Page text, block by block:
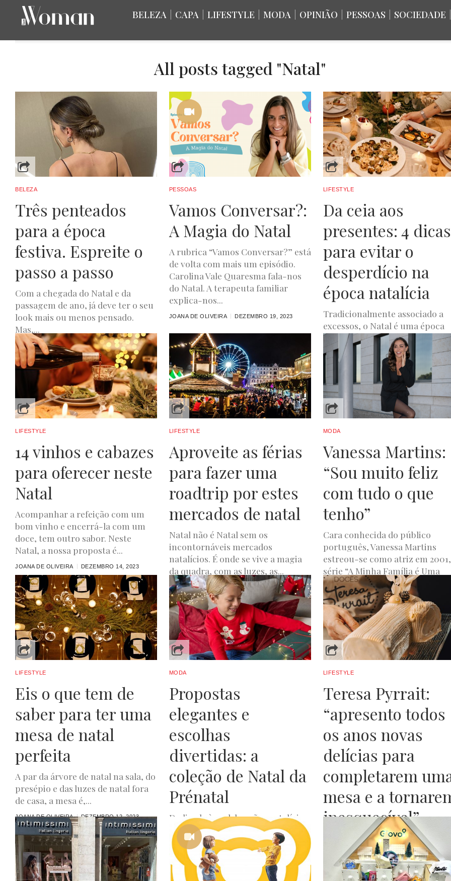
BELEZA CAPA LIFESTYLE MODA OPINIÃO PESSOAS SOCIEDADE
All posts tagged "Natal"
BELEZA
Três penteados
para a época
festiva. Espreite o
passo a passo
Com a chegada do Natal e da
passagem de ano, já deve ter o seu
look mais ou menos pensado.
Mas,...
JOANA DE OLIVEIRA DEZEMBRO 19, 2023
PESSOAS
Vamos Conversar?:
A Magia do Natal
A rubrica “Vamos Conversar?” está
de volta com mais um episódio.
Carolina Vale Quaresma fala-nos
do Natal. A terapeuta familiar
explica-nos...
JOANA DE OLIVEIRA DEZEMBRO 19, 2023
LIFESTYLE
Da ceia aos
presentes: 4 dicas
para evitar o
desperdício na
época natalícia
Tradicionalmente associado a
excessos, o Natal é uma época
onde há tendência a promover
desperdício. No que à comida
respeito,...
JOANA DE OLIVEIRA DEZEMBRO 18, 2023
LIFESTYLE
14 vinhos e cabazes
para oferecer neste
Natal
Acompanhar a refeição com um
bom vinho e encerrá-la com um
doce, tem outro sabor. Neste
Natal, a nossa proposta é...
JOANA DE OLIVEIRA DEZEMBRO 14, 2023
LIFESTYLE
Aproveite as férias
para fazer uma
roadtrip por estes
mercados de natal
Natal não é Natal sem os
incontornáveis mercados
natalícios. É onde se vive a magia
da quadra, com as luzes, as...
JOANA DE OLIVEIRA DEZEMBRO 13, 2023
MODA
Vanessa Martins:
“Sou muito feliz
com tudo o que
tenho”
Cara conhecida do público
português, Vanessa Martins
estreou-se como atriz em
série “A Minha Família é Uma
Animação”. Porém,...
JOANA DE OLIVEIRA DEZEMBRO 12, 2023
LIFESTYLE
Eis o que tem de
saber para ter uma
mesa de natal
perfeita
A par da árvore de natal na sala, do
presépio e das luzes de natal fora
de casa, a mesa é,...
JOANA DE OLIVEIRA DEZEMBRO 12, 2023
MODA
Propostas
elegantes e
escolhas
divertidas: a
coleção de Natal da
Prénatal
Dedicada às celebrações natalícias
que se aproximam, a Prénatal
apresenta uma coleção com várias
ideias para toda a família e que...
JOANA DE OLIVEIRA DEZEMBRO 11, 2023
LIFESTYLE
Teresa Pyrrait:
“apresento todos
os anos novas
delícias para
completarem
mesa e a
inesquecível”
Nasceu no seio de uma família
adorava cozinhar. Desde cedo
metia as mãos na massa e se
prontificava a...